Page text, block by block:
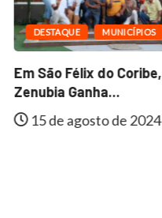
DESTAQUE MUNICÍPIOS
Em São Félix do Coribe,
Zenubia Ganha...
15 de agosto de 2024